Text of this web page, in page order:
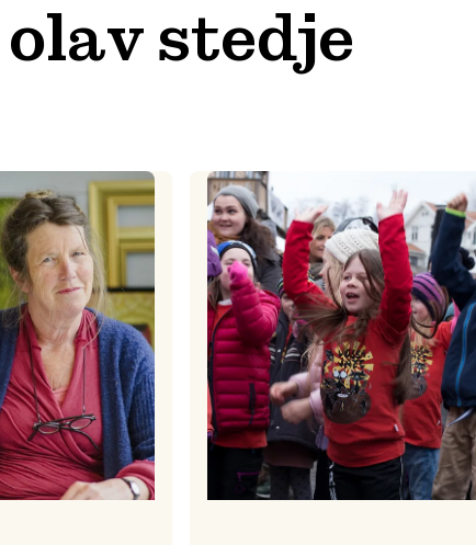
olav stedje